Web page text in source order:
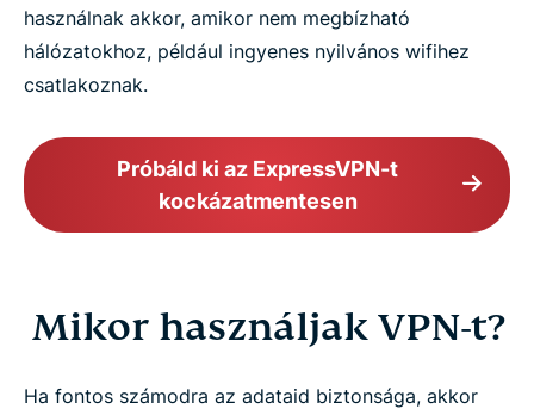
használnak akkor, amikor nem megbízható
hálózatokhoz, például ingyenes nyilvános wifihez
csatlakoznak.
Próbáld ki az ExpressVPN-t
kockázatmentesen
Mikor használjak VPN-t?
Ha fontos számodra az adataid biztonsága, akkor